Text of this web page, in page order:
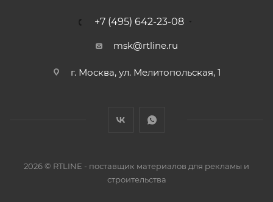
+7 (495) 642-23-08
msk@rtline.ru
г. Москва, ул. Мелитопольская, 1
2026 © RTLINE - поставщик материалов для рекламы и
строительства